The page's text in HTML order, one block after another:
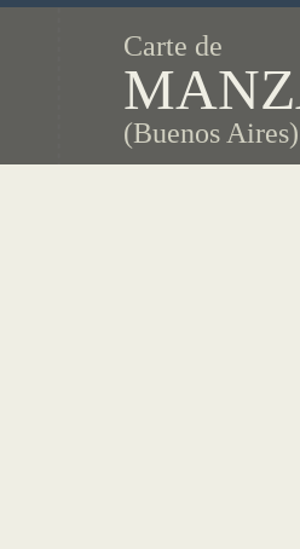
Carte de
(Buenos Aires)